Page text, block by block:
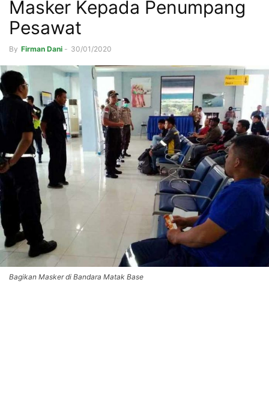
Masker Kepada Penumpang
Pesawat
By Firman Dani - 30/01/2020
Bagikan Masker di Bandara Matak Base